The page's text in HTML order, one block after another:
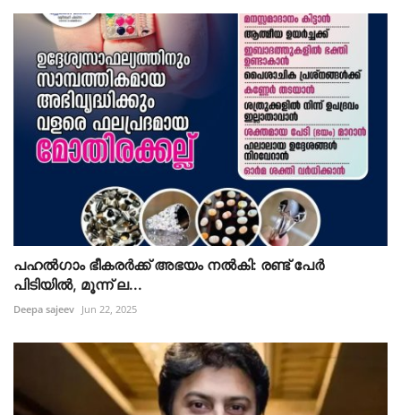
പഹൽഗാം ഭീകരർക്ക് അഭയം നൽകി: രണ്ട് പേർ
പിടിയിൽ, മൂന്ന് ല...
Deepa sajeev Jun 22, 2025